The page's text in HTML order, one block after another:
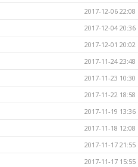
2017-12-06 22:08
2017-12-04 20:36
2017-12-01 20:02
2017-11-24 23:48
2017-11-23 10:30
2017-11-22 18:58
2017-11-19 13:36
2017-11-18 12:08
2017-11-17 21:55
2017-11-17 15:55